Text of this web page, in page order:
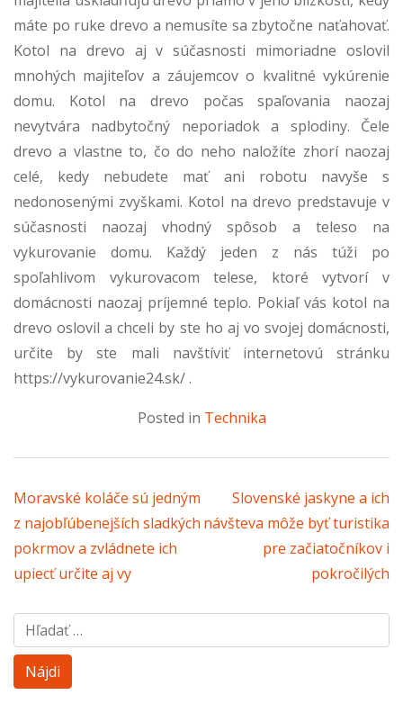
máte po ruke drevo a nemusíte sa zbytočne naťahovať.
Kotol na drevo aj v súčasnosti mimoriadne oslovil
mnohých majiteľov a záujemcov o kvalitné vykúrenie
domu. Kotol na drevo počas spaľovania naozaj
nevytvára nadbytočný neporiadok a splodiny. Čele
drevo a vlastne to, čo do neho naložíte zhorí naozaj
celé, kedy nebudete mať ani robotu navyše s
nedonosenými zvyškami. Kotol na drevo predstavuje v
súčasnosti naozaj vhodný spôsob a teleso na
vykurovanie domu. Každý jeden z nás túži po
spoľahlivom vykurovacom telese, ktoré vytvorí v
domácnosti naozaj príjemné teplo. Pokiaľ vás kotol na
drevo oslovil a chceli by ste ho aj vo svojej domácnosti,
určite by ste mali navštíviť internetovú stránku
https://vykurovanie24.sk/.
Posted in Technika
Navigácia v článku
Moravské koláče sú jedným
z najobľúbenejších sladkých
pokrmov a zvládnete ich
upiecť určite aj vy
Slovenské jaskyne a ich
návšteva môže byť turistika
pre začiatočníkov i
pokročilých
Hľadať: